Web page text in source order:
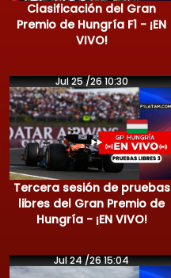
Clasificación del Gran
Premio de Hungría F1 - ¡EN
VIVO!
Jul 25 /26 10:30
Tercera sesión de pruebas
libres del Gran Premio de
Hungría - ¡EN VIVO!
Jul 24 /26 15:04